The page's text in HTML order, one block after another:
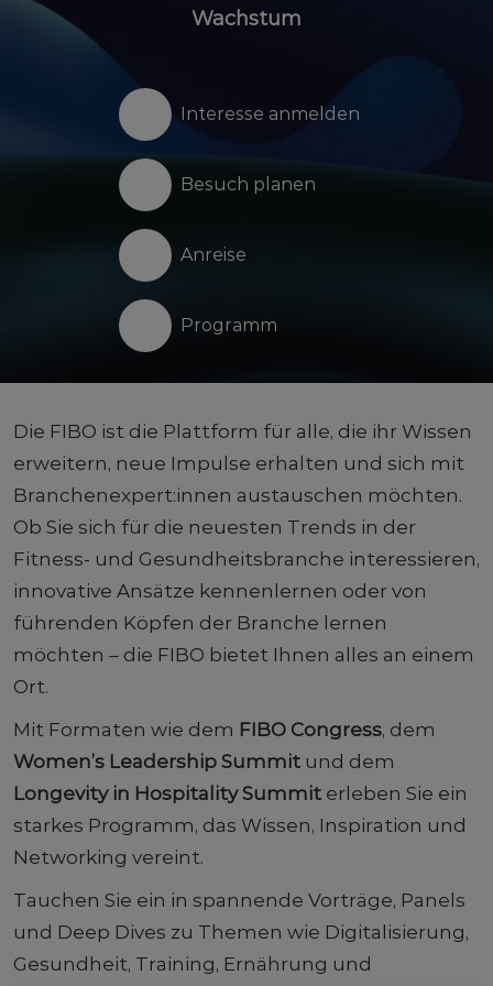
Wachstum
Interesse anmelden
Besuch planen
Anreise
Programm
Die FIBO ist die Plattform für alle, die ihr Wissen
erweitern, neue Impulse erhalten und sich mit
Branchenexpert:innen austauschen möchten.
Ob Sie sich für die neuesten Trends in der
Fitness- und Gesundheitsbranche interessieren,
innovative Ansätze kennenlernen oder von
führenden Köpfen der Branche lernen
möchten – die FIBO bietet Ihnen alles an einem
Ort.
Mit Formaten wie dem FIBO Congress, dem
Women’s Leadership Summit und dem
Longevity in Hospitality Summit erleben Sie ein
starkes Programm, das Wissen, Inspiration und
Networking vereint.
Tauchen Sie ein in spannende Vorträge, Panels
und Deep Dives zu Themen wie Digitalisierung,
Gesundheit, Training, Ernährung und